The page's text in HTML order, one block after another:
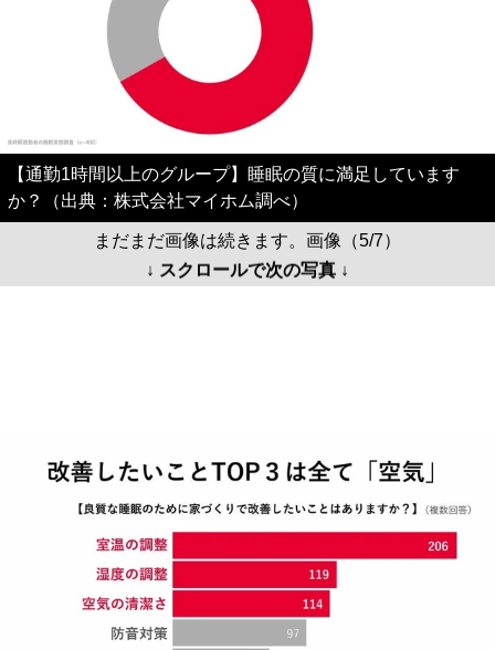
【通勤1時間以上のグループ】睡眠の質に満足しています
か？（出典：株式会社マイホム調べ）
まだまだ画像は続きます。画像（5/7）
↓ スクロールで次の写真 ↓